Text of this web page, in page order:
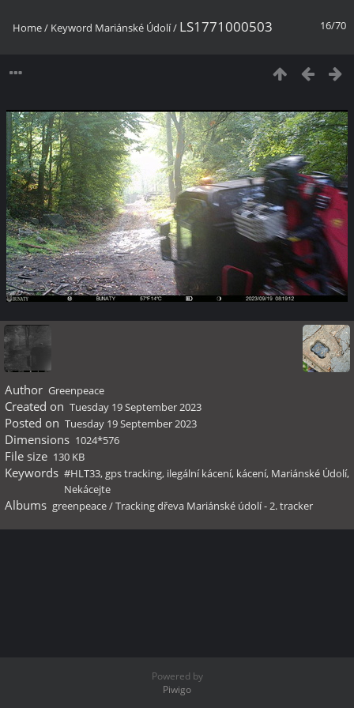
16/70
Home/ Keyword Mariánské Údolí/ LS1771000503
Author Greenpeace
Created on Tuesday 19 September 2023
Posted on Tuesday 19 September 2023
Dimensions 1024*576
File size 130 KB
Keywords #HLT33, gps tracking, ilegální kácení, kácení, Mariánské Údolí,
Nekácejte
Albums greenpeace/Tracking dřeva Mariánské údolí - 2. tracker
Powered by
Piwigo